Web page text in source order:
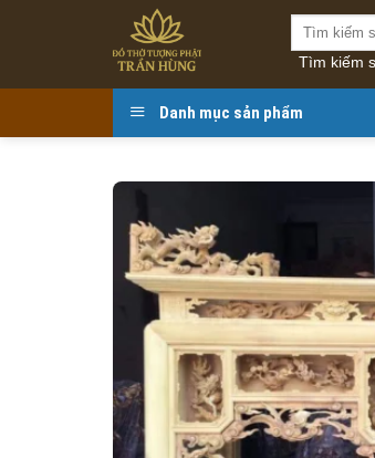
Tìm
Tìm kiếm
Danh mục sản phẩm